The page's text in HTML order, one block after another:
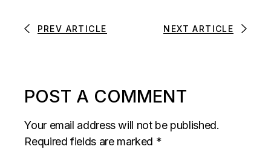
PREV ARTICLE NEXT ARTICLE
POST A COMMENT
Your email address will not be published.
Required fields are marked *